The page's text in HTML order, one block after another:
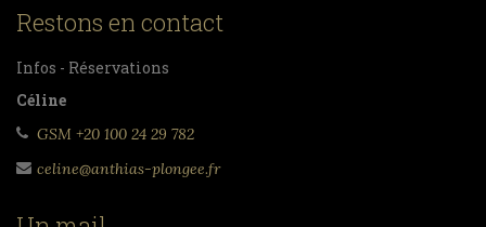
Restons en contact
Infos - Réservations
Céline
GSM +20 100 24 29 782
celine@anthias-plongee.fr